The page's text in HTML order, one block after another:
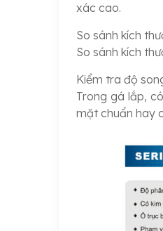
xác cao.
So sánh kích
So sánh kích
Kiểm tra độ
Trong gá lắp,
mặt chuẩn hay